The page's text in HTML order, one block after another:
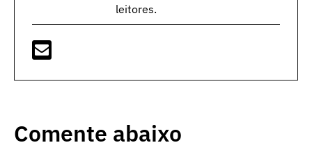
leitores.
Comente abaixo